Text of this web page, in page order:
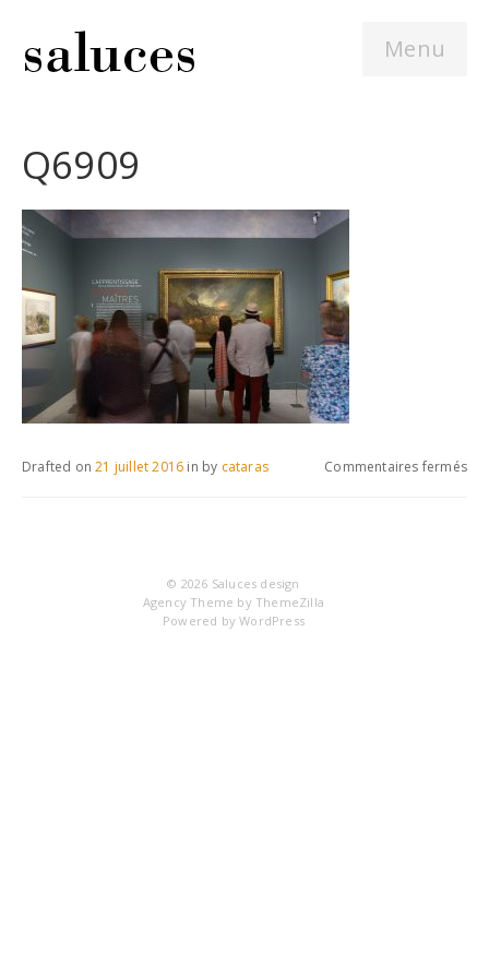
Menu
Q6909
Commentaires ferméssur
Drafted on21 juillet 2016 in by cataras
© 2026 Saluces design
Agency Theme by ThemeZilla
Powered byWordPress